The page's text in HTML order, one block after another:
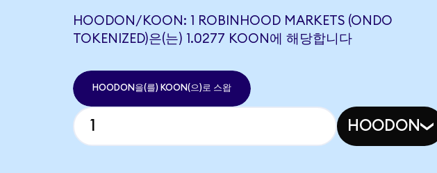
HOODON/KOON: 1 ROBINHOOD MARKETS (ONDO
TOKENIZED)은(는) 1.0277 KOON에 해당합니다
HOODON을(를) KOON(으)로 스왑
HOODON